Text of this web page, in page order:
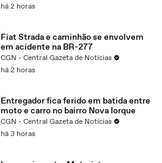
há 2 horas
Fiat Strada e caminhão se envolvem
em acidente na BR-277
CGN - Central Gazeta de Notícias
há 2 horas
Entregador fica ferido em batida entre
moto e carro no bairro Nova Iorque
CGN - Central Gazeta de Notícias
há 3 horas